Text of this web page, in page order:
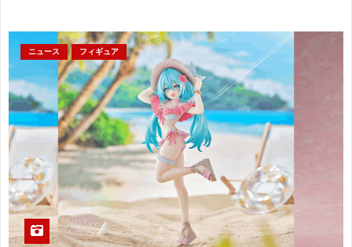
ニュース フィギュア